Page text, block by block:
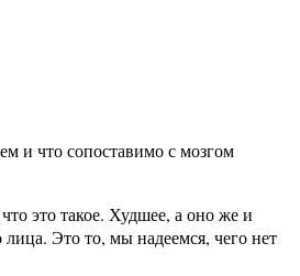
и что сопоставимо с мозгом
это такое. Худшее, а оно же и
лица. Это то, мы надеемся, чего нет